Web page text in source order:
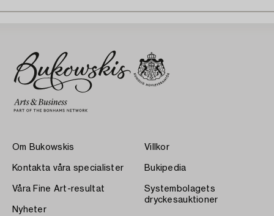
Om Bukowskis
Kontakta våra specialister
Våra Fine Art-resultat
Nyheter
Villkor
Bukipedia
Systembolagets
dryckesauktioner